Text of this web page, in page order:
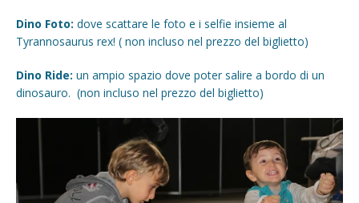
Dino Foto: dove scattare le foto e i selfie insieme al
Tyrannosaurus rex! ( non incluso nel prezzo del biglietto)
Dino Ride: un ampio spazio dove poter salire a bordo di un
dinosauro. (non incluso nel prezzo del biglietto)